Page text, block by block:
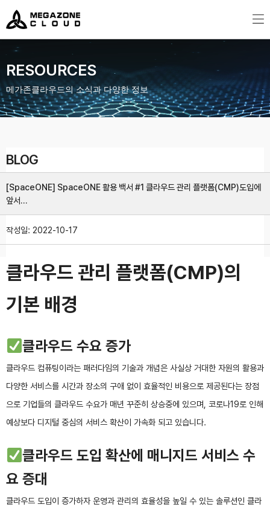
MegazoneCloud
디지털 전문 기업, 메가존클라우드
RESOURCES
메가존클라우드의 소식과 다양한 정보
BLOG
[SpaceONE] SpaceONE 활용 백서 #1 클라우드 관리 플랫폼(CMP)도입에
앞서…
작성일: 2022-10-17
클라우드 관리 플랫폼(CMP)의
기본 배경
클라우드 수요 증가
클라우드 컴퓨팅이라는 패러다임의 기술과 개념은 사실상 거대한 자원의 활용과
다양한 서비스를 시간과 장소의 구애 없이 효율적인 비용으로 제공된다는 장점
으로 기업들의 클라우드 수요가 매년 꾸준히 상승중에 있으며, 코로나19로 인해
예상보다 디지털 중심의 서비스 확산이 가속화 되고 있습니다.
클라우드 도입 확산에 매니지드 서비스 수
요 증대
클라우드 도입이 증가하자 운영과 관리의 효율성을 높일 수 있는 솔루션인 클라